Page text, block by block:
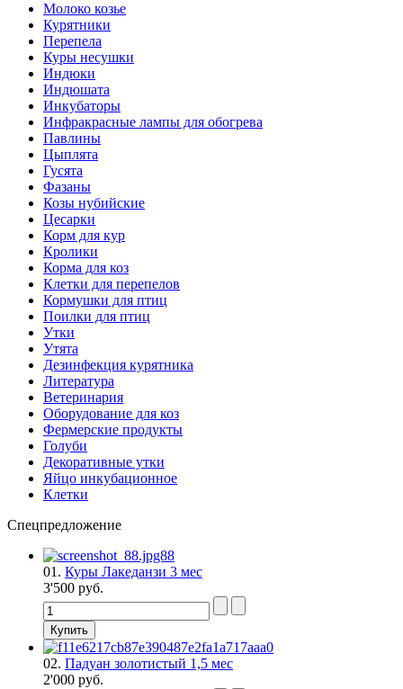
Молоко козье
Курятники
Перепела
Куры несушки
Индюки
Индюшата
Инкубаторы
Инфракрасные лампы для обогрева
Павлины
Цыплята
Гусята
Фазаны
Козы нубийские
Цесарки
Корм для кур
Кролики
Корма для коз
Клетки для перепелов
Кормушки для птиц
Поилки для птиц
Утки
Утята
Дезинфекция курятника
Литература
Ветеринария
Оборудование для коз
Фермерские продукты
Голуби
Декоративные утки
Яйцо инкубационное
Клетки
Спецпредложение
01. Куры Лакеданзи 3 мес
3'500 руб.
02. Падуан золотистый 1,5 мес
2'000 руб.